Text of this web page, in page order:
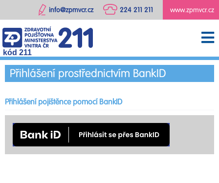
www.zpmvcr.cz
224 211 211
info@zpmvcr.cz
kód 211
Přihlášení prostřednictvím BankID
Přihlášení pojištěnce pomocí BankID